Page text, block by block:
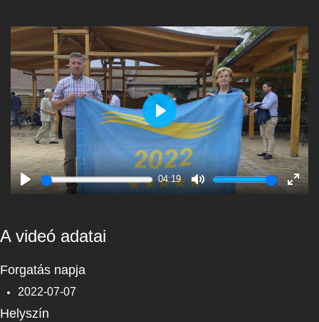
Play
04:19
Mute
Enter
Play
A videó adatai
Forgatás napja
2022-07-07
Helyszín